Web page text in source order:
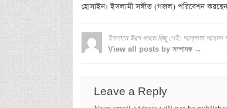
হোসাইন। ইসলামী সঙ্গীত (গজল) পরিবেশন করছেন
ইসলামে উরশ বলতে কিছু নেই: আল্লামা আহমদ
View all posts by সম্পাদক →
Leave a Reply